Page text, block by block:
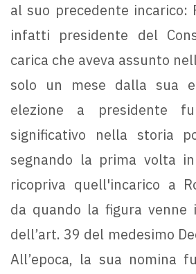
al suo precedente incarico:
infatti presidente del
carica che aveva assunto
solo un mese dalla sua
elezione a presidente
significativo nella storia
segnando la prima volta
ricopriva quell'incarico a
da quando la figura venne
dell’art. 39 del medesimo
All’epoca, la sua nomina